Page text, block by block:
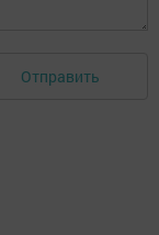
Отправить